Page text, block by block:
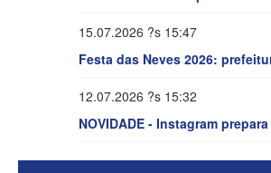
15.07.2026 ?s 15:47
Festa das Neves 2026:
12.07.2026 ?s 15:32
NOVIDADE - Instagram